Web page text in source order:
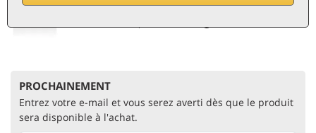
PROCHAINEMENT
Entrez votre e-mail et vous serez averti dès que le produit
sera disponible à l'achat.